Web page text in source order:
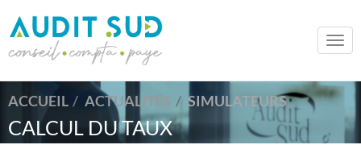
ACCUEIL ACTUALITÉS SIMULATEURS
CALCUL DU TAUX